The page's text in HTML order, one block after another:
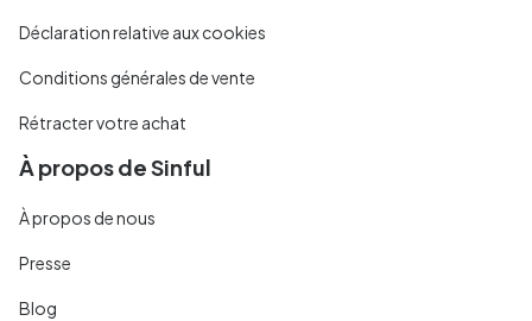
Déclaration relative aux cookies
Conditions générales de vente
Rétracter votre achat
À propos de Sinful
À propos de nous
Presse
Blog